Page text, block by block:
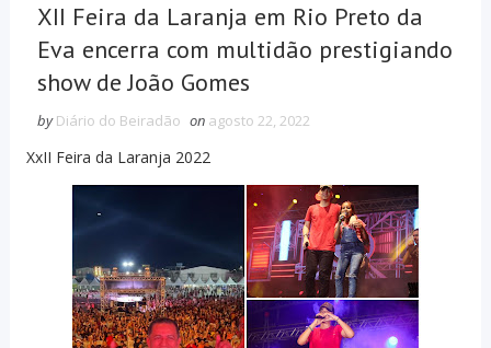
XII Feira da Laranja em Rio Preto da
Eva encerra com multidão prestigiando
show de João Gomes
by Diário do Beiradão on agosto 22, 2022
XxII Feira da Laranja 2022